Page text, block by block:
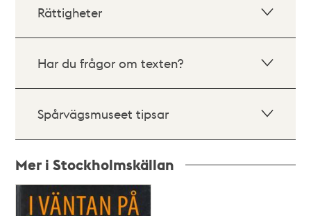
Rättigheter
Har du frågor om texten?
Spårvägsmuseet tipsar
Mer i Stockholmskällan
Relaterade
poster